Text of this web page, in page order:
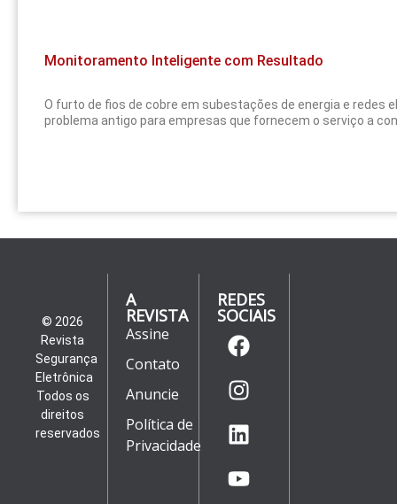
Monitoramento Inteligente com Resultado
O furto de fios de cobre em subestações de energia e redes
problema antigo para empresas que fornecem o serviço a
© 2026
Revista
Segurança
Eletrônica
Todos os
direitos
reservados
A
REVISTA
Assine
Contato
Anuncie
Política de
Privacidade
REDES
SOCIAIS